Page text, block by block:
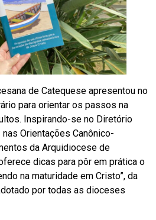
de Catequese apresentou no
para orientar os passos na
Inspirando-se no Diretório
Orientações Canônico-
da Arquidiocese de
dicas para pôr em prática o
na maturidade em Cristo”, da
por todas as dioceses